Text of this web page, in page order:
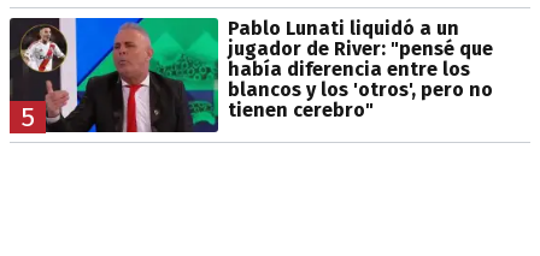
5
Pablo Lunati liquidó a un
jugador de River: "pensé que
había diferencia entre los
blancos y los 'otros', pero no
tienen cerebro"